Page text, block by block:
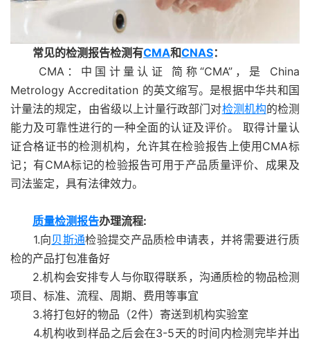
常见的检测报告检测有CMA和CNAS：
CMA：中国计量认证 简称“CMA”，是 China
Metrology Accreditation 的英文缩写。是根据中华共和国
计量法的规定，由省级以上计量行政部门对检测机构的检测
能力及可靠性进行的一种全面的认证及评价。 取得计量认
证合格证书的检测机构，允许其在检验报告上使用CMA标
记；有CMA标记的检验报告可用于产品质量评价、成果及
司法鉴定，具有法律效力。
质量检测报告办理流程:
1.向贝斯通检验提交产品质检申请表，并将需要进行质
检的产品打包准备好
2.机构会安排专人与你取得联系，沟通质检的物品检测
项目、标准、流程、周期、费用等事宜
3.将打包好的物品（2件）寄送到机构实验室
4.机构收到样品之后会在3-5天的时间内检测完毕并出